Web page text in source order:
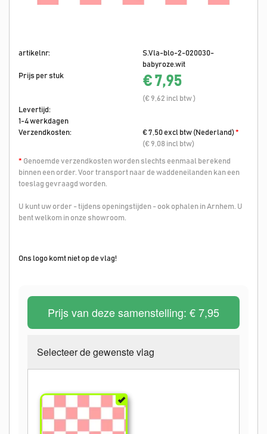
artikelnr:
S.Vla-blo-2-020030-
babyroze.wit
Prijs per stuk
€ 7,95
(€ 9,62 incl btw )
Levertijd:
1-4 werkdagen
Verzendkosten:
€ 7,50 excl btw (Nederland)*
(€ 9,08 incl btw)
* Genoemde verzendkosten worden slechts eenmaal berekend
binnen een order. Voor transport naar de waddeneilanden kan een
toeslag gevraagd worden.
U kunt uw order - tijdens openingstijden - ook ophalen in Arnhem. U
bent welkom in onze showroom.
Ons logo komt niet op de vlag!
Prijs van deze samenstelling: € 7,95
Selecteer de gewenste vlag